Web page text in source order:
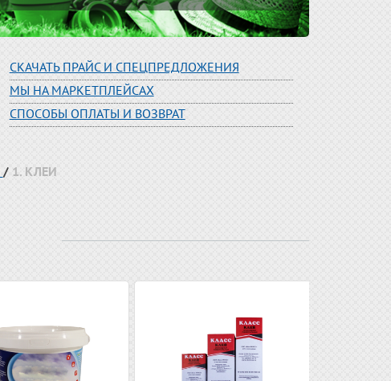
СКАЧАТЬ ПРАЙС И СПЕЦПРЕДЛОЖЕНИЯ
МЫ НА МАРКЕТПЛЕЙСАХ
СПОСОБЫ ОПЛАТЫ И ВОЗВРАТ
/1. КЛЕИ